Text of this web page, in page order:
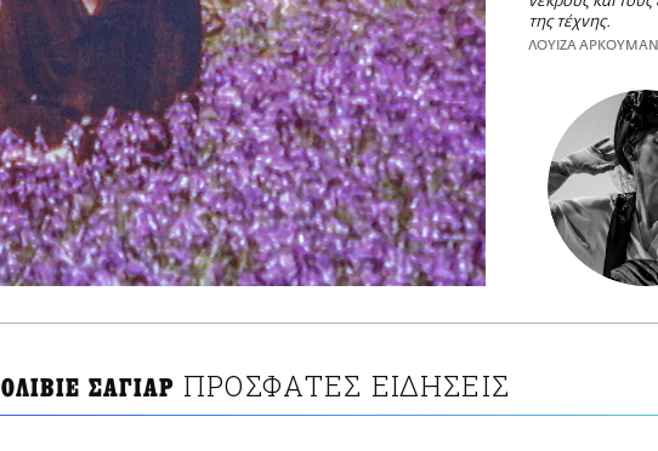
της τέχνης.
ΛΟΥΙΖΑ
ΟΛΙΒΙΕ ΣΑΓΙΑΡ ΠΡΟΣΦΑΤΕΣ ΕΙΔΗΣΕΙΣ